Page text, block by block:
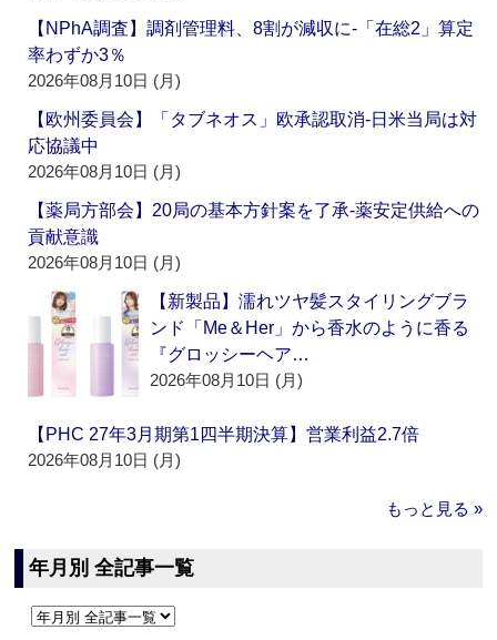
【NPhA調査】調剤管理料、8割が減収に‐「在総2」算定
率わずか3％
2026年08月10日 (月)
【欧州委員会】「タブネオス」欧承認取消‐日米当局は対
応協議中
2026年08月10日 (月)
【薬局方部会】20局の基本方針案を了承‐薬安定供給への
貢献意識
2026年08月10日 (月)
【新製品】濡れツヤ髪スタイリングブラ
ンド「Me＆Her」から香水のように香る
『グロッシーヘア…
2026年08月10日 (月)
【PHC 27年3月期第1四半期決算】営業利益2.7倍
2026年08月10日 (月)
もっと見る »
年月別 全記事一覧